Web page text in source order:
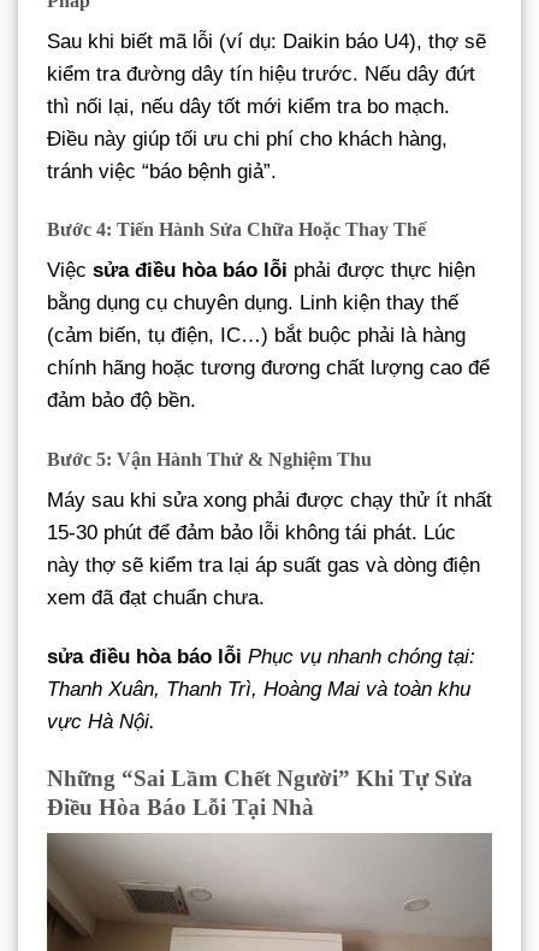
Sau khi biết mã lỗi (ví dụ: Daikin báo U4), thợ sẽ
kiểm tra đường dây tín hiệu trước. Nếu dây đứt
thì nối lại, nếu dây tốt mới kiểm tra bo mạch.
Điều này giúp tối ưu chi phí cho khách hàng,
tránh việc “báo bệnh giả”.
Bước 4: Tiến Hành Sửa Chữa Hoặc Thay Thế
Việc sửa điều hòa báo lỗi phải được thực hiện
bằng dụng cụ chuyên dụng. Linh kiện thay thế
(cảm biến, tụ điện, IC…) bắt buộc phải là hàng
chính hãng hoặc tương đương chất lượng cao để
đảm bảo độ bền.
Bước 5: Vận Hành Thử & Nghiệm Thu
Máy sau khi sửa xong phải được chạy thử ít nhất
15-30 phút để đảm bảo lỗi không tái phát. Lúc
này thợ sẽ kiểm tra lại áp suất gas và dòng điện
xem đã đạt chuẩn chưa.
sửa điều hòa báo lỗi Phục vụ nhanh chóng tại:
Thanh Xuân, Thanh Trì, Hoàng Mai và toàn khu
vực Hà Nội.
Những “Sai Lầm Chết Người” Khi Tự Sửa
Điều Hòa Báo Lỗi Tại Nhà